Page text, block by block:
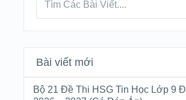
Bài viết mới
Bộ 21 Đề Thi HSG Tin Học Lớp 9